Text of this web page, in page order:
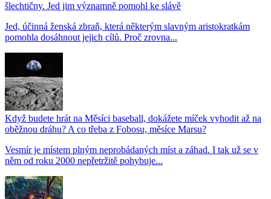
šlechtičny. Jed jim významně pomohl ke slávě
Jed, účinná ženská zbraň, která některým slavným aristokratkám
pomohla dosáhnout jejich cílů. Proč zrovna...
Když budete hrát na Měsíci baseball, dokážete míček vyhodit až na
oběžnou dráhu? A co třeba z Fobosu, měsíce Marsu?
Vesmír je místem plným neprobádaných míst a záhad. I tak už se v
něm od roku 2000 nepřetržitě pohybuje...